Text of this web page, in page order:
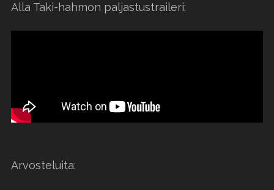
Alla Taki-hahmon paljastustraileri:
Arvosteluita: